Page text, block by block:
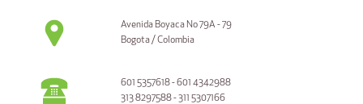
Avenida Boyaca No 79A - 79
Bogota / Colombia
601 5357618 - 601 4342988
313 8297588 - 311 5307166